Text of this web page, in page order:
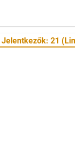
Jelentkezők: 21